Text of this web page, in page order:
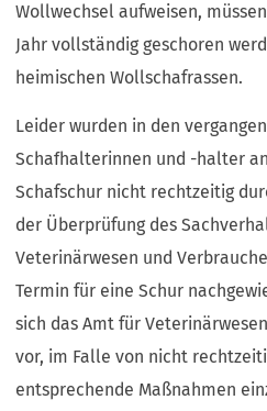
Wollwechsel aufweisen,
Jahr vollständig geschoren
heimischen Wollschafrassen.
Leider wurden in den
Schafhalterinnen und -halter
Schafschur nicht rechtzeitig
der Überprüfung des
Veterinärwesen und
Termin für eine Schur
sich das Amt für
vor, im Falle von nicht
entsprechende Maßnahmen